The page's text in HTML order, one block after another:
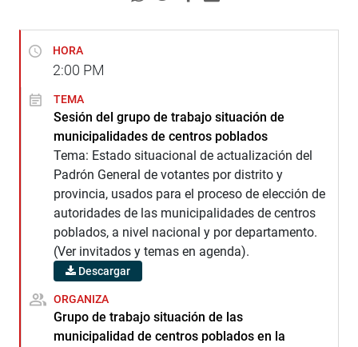
HORA
2:00 PM
TEMA
Sesión del grupo de trabajo situación de
municipalidades de centros poblados
Tema: Estado situacional de actualización del
Padrón General de votantes por distrito y
provincia, usados para el proceso de elección de
autoridades de las municipalidades de centros
poblados, a nivel nacional y por departamento.
(Ver invitados y temas en agenda).
Descargar
ORGANIZA
Grupo de trabajo situación de las
municipalidad de centros poblados en la